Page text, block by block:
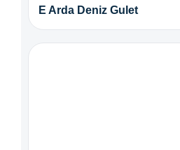
E Arda Deniz Gulet